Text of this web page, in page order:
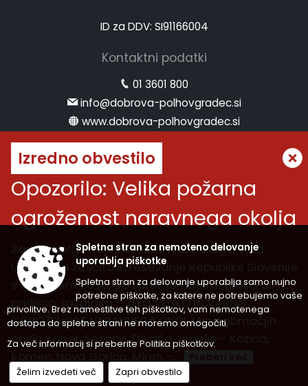
Izredno obvestilo
Opozorilo: Velika požarna
ogroženost naravnega okolja
Zaradi dolgotrajne suše in vročinskega vala
Uprava za zaščito in reševanje Republike Slovenije
s 30. julijem 2026, do spremembe razglasa ali
preklica, razglaša - ZELO VELIKO POŽARNO
OGROŽENOST NARAVNEGA OKOLJA na območjih
občin Koper, Sežana, Divača, Hrpelje - Kozina,
ID za DDV: SI91166004
Kontaktni podatki
01 3601 800
info@dobrova-polhovgradec.si
www.dobrova-polhovgradec.si
Uradne ure
ponedeljek: od 8.00 do 12.00
sreda: od 8.00 do 12.00 in od 14.00 do 16.00
petek:od 8.00 do 12.00
Vremenska napoved
Splošni pogoji spletne strani
|
Center za varstvo osebnih podatkov
|
Izjava o dostopnosti (ZDSMA)
| Politika piškotkov
Zasnova, izvedba in vzdrževanje: Sigmateh d.o.o.
Spletna stran za nemoteno delovanje
uporablja piškotke
Spletna stran za delovanje uporablja samo nujno
potrebne piškotke, za katere ne potrebujemo vaše
privolitve. Brez namestitve teh piškotkov, vam nemotenega
dostopa do spletne strani ne moremo omogočiti.
Za več informacij si preberite Politika piškotkov.
Želim izvedeti več Zapri obvestilo